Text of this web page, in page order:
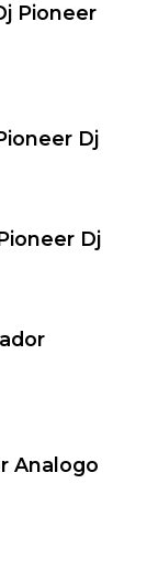
Pioneer
Dj
Dj
Analogo